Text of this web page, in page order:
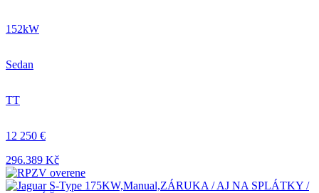
152kW
Sedan
TT
12 250 €
296.389 Kč